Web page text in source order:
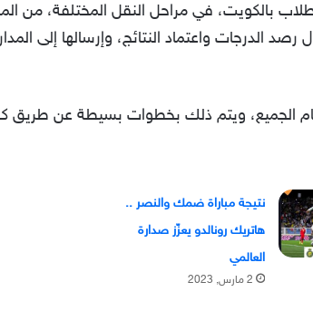
بالكويت، في مراحل النقل المختلفة، من
رصد الدرجات واعتماد النتائج، وإرسالها إلى
نتيجة مباراة ضمك والنصر ..
هاتريك رونالدو يعزّز صدارة
العالمي
2 مارس, 2023